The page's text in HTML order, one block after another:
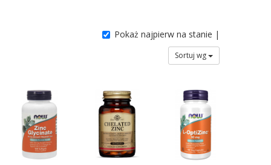
Pokaż najpierw na stanie |
Sortuj wg